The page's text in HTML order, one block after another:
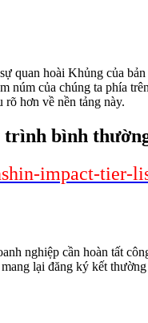
quan hoài Khủng của
của chúng ta phía
rõ hơn về nền tảng này.
bình
impact-tier-
nghiệp cần hoàn tất
lại đăng ký kết